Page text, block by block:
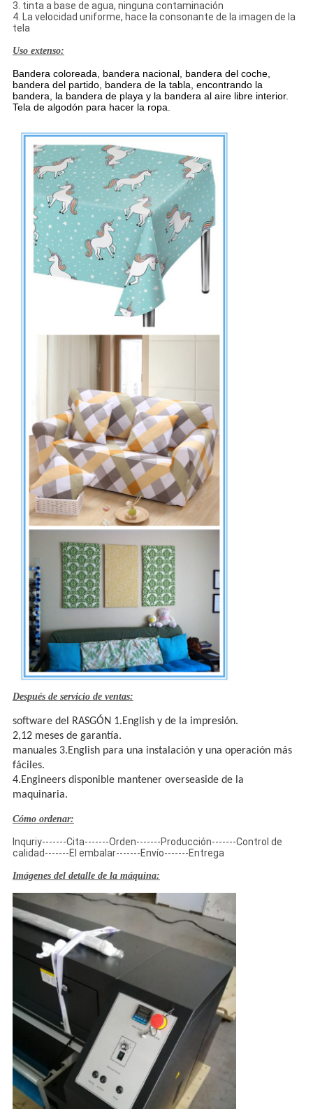
3. tinta a base de agua, ninguna contaminación
4. La velocidad uniforme, hace la consonante de la imagen de la
tela
Uso extenso:
Bandera coloreada, bandera nacional, bandera del coche,
bandera del partido, bandera de la tabla, encontrando la
bandera, la bandera de playa y la bandera al aire libre interior.
Tela de algodón para hacer la ropa.
Después de servicio de ventas:
software del RASGÓN 1.English y de la impresión.
2,12 meses de garantía.
manuales 3.English para una instalación y una operación más
fáciles.
4.Engineers disponible mantener overseaside de la
maquinaria.
Cómo ordenar:
Inquriy-------Cita-------Orden-------Producción-------Control de
calidad-------El embalar-------Envío-------Entrega
Imágenes del detalle de la máquina: